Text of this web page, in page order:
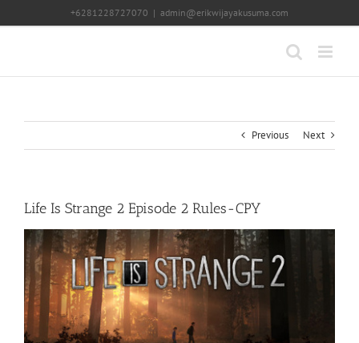
+6281228727070 | admin@erikwijayakusuma.com
Previous Next
Life Is Strange 2 Episode 2 Rules-CPY